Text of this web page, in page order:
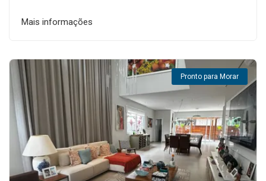
Mais informações
Pronto para Morar